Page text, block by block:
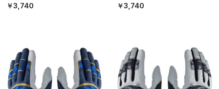
￥3,740 ￥3,740